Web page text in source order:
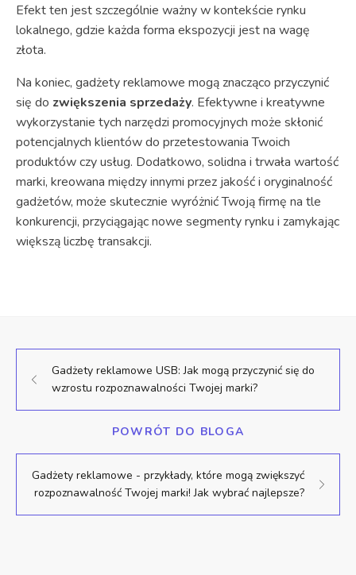
Efekt ten jest szczególnie ważny w kontekście rynku
lokalnego, gdzie każda forma ekspozycji jest na wagę
złota.
Na koniec, gadżety reklamowe mogą znacząco przyczynić
się do zwiększenia sprzedaży. Efektywne i kreatywne
wykorzystanie tych narzędzi promocyjnych może skłonić
potencjalnych klientów do przetestowania Twoich
produktów czy usług. Dodatkowo, solidna i trwała wartość
marki, kreowana między innymi przez jakość i oryginalność
gadżetów, może skutecznie wyróżnić Twoją firmę na tle
konkurencji, przyciągając nowe segmenty rynku i zamykając
większą liczbę transakcji.
Gadżety reklamowe USB: Jak mogą przyczynić się do
wzrostu rozpoznawalności Twojej marki?
POWRÓT DO BLOGA
Gadżety reklamowe - przykłady, które mogą zwiększyć
rozpoznawalność Twojej marki! Jak wybrać najlepsze?